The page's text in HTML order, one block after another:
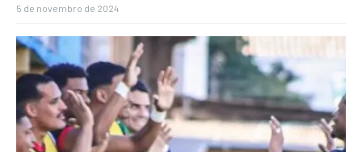
5 de novembro de 2024